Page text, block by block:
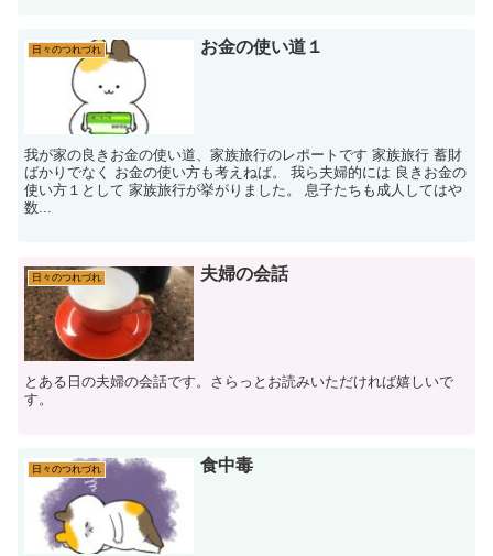
日々のつれづれ お金の使い道１
我が家の良きお金の使い道、家族旅行のレポートです 家族旅行 蓄財
ばかりでなく お金の使い方も考えねば。 我ら夫婦的には 良きお金の
使い方１として 家族旅行が挙がりました。 息子たちも成人してはや
数...
日々のつれづれ 夫婦の会話
とある日の夫婦の会話です。さらっとお読みいただければ嬉しいで
す。
日々のつれづれ 食中毒